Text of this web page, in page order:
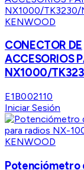
KENWOOD
CONECTOR DE
ACCESORIOS
NX1000/
E1B002110
Iniciar Sesión
KENWOOD
Potenciómetro